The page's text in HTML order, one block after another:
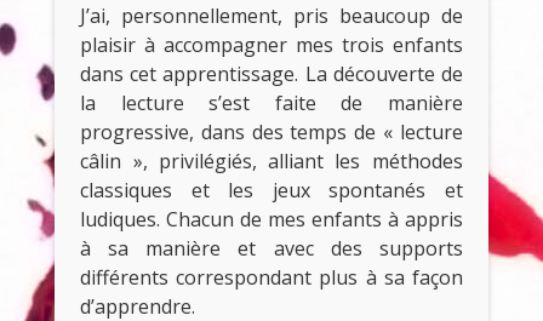
J’ai, personnellement, pris beaucoup de
plaisir à accompagner mes trois enfants
dans cet apprentissage. La découverte de
la lecture s’est faite de manière
progressive, dans des temps de « lecture
câlin », privilégiés, alliant les méthodes
classiques et les jeux spontanés et
ludiques. Chacun de mes enfants à appris
à sa manière et avec des supports
différents correspondant plus à sa façon
d’apprendre.